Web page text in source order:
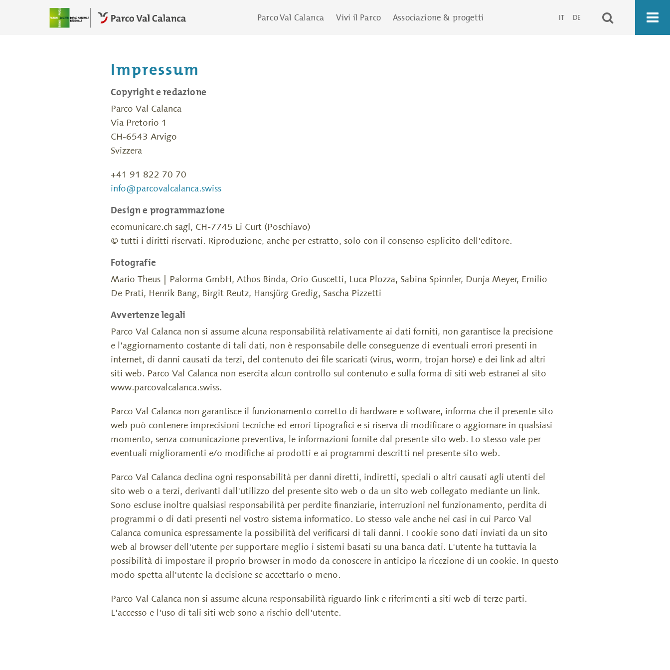
Parco Val Calanca Vivi il Parco Associazione & progetti IT DE
Impressum
Copyright e redazione
Parco Val Calanca
Via Pretorio 1
CH-6543 Arvigo
Svizzera
+41 91 822 70 70
info@parcovalcalanca.swiss
Design e programmazione
ecomunicare.ch sagl, CH-7745 Li Curt (Poschiavo)
© tutti i diritti riservati. Riproduzione, anche per estratto, solo con il consenso esplicito dell'editore.
Fotografie
Mario Theus | Palorma GmbH, Athos Binda, Orio Guscetti, Luca Plozza, Sabina Spinnler, Dunja Meyer, Emilio
De Prati, Henrik Bang, Birgit Reutz, Hansjürg Gredig, Sascha Pizzetti
Avvertenze legali
Parco Val Calanca non si assume alcuna responsabilità relativamente ai dati forniti, non garantisce la precisione
e l'aggiornamento costante di tali dati, non è responsabile delle conseguenze di eventuali errori presenti in
internet, di danni causati da terzi, del contenuto dei file scaricati (virus, worm, trojan horse) e dei link ad altri
siti web. Parco Val Calanca non esercita alcun controllo sul contenuto e sulla forma di siti web estranei al sito
www.parcovalcalanca.swiss.
Parco Val Calanca non garantisce il funzionamento corretto di hardware e software, informa che il presente sito
web può contenere imprecisioni tecniche ed errori tipografici e si riserva di modificare o aggiornare in qualsiasi
momento, senza comunicazione preventiva, le informazioni fornite dal presente sito web. Lo stesso vale per
eventuali miglioramenti e/o modifiche ai prodotti e ai programmi descritti nel presente sito web.
Parco Val Calanca declina ogni responsabilità per danni diretti, indiretti, speciali o altri causati agli utenti del
sito web o a terzi, derivanti dall'utilizzo del presente sito web o da un sito web collegato mediante un link.
Sono escluse inoltre qualsiasi responsabilità per perdite finanziarie, interruzioni nel funzionamento, perdita di
programmi o di dati presenti nel vostro sistema informatico. Lo stesso vale anche nei casi in cui Parco Val
Calanca comunica espressamente la possibilità del verificarsi di tali danni. I cookie sono dati inviati da un sito
web al browser dell'utente per supportare meglio i sistemi basati su una banca dati. L'utente ha tuttavia la
possibilità di impostare il proprio browser in modo da conoscere in anticipo la ricezione di un cookie. In questo
modo spetta all'utente la decisione se accettarlo o meno.
Parco Val Calanca non si assume alcuna responsabilità riguardo link e riferimenti a siti web di terze parti.
L'accesso e l'uso di tali siti web sono a rischio dell'utente.